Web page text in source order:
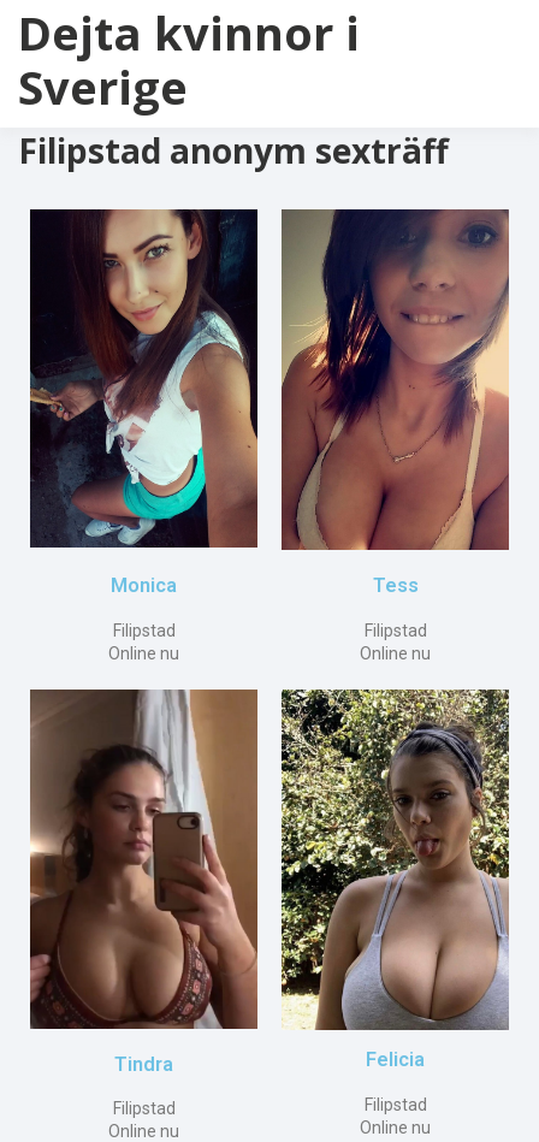
Dejta kvinnor i
Sverige
Filipstad anonym sexträff
Monica
Filipstad
Online nu
Tess
Filipstad
Online nu
Tindra
Filipstad
Online nu
Felicia
Filipstad
Online nu